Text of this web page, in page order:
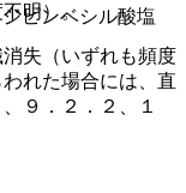
明）。
失（いずれも頻度
れた場合には、直
９．２．２、１
ピンベシル酸塩